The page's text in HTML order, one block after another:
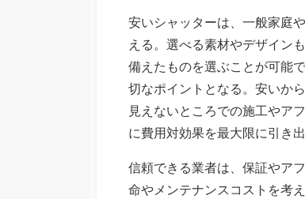
安いシャッターは、一般家庭
える。選べる素材やデザイン
備えたものを選ぶことが可能
切なポイントとなる。安いか
見えないところでの施工やア
に費用対効果を最大限に引き
信頼できる業者は、保証やア
命やメンテナンスコストを考